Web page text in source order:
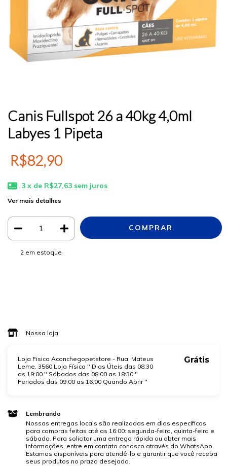
Canis Fullspot 26 a 40kg 4,0ml
Labyes 1 Pipeta
R$82,90
3 x de R$27,63 sem juros
Ver mais detalhes
2 em estoque
Nossa loja
Loja Fisica Aconchegopetstore - Rua: Mateus
Leme, 3560 Loja Física '' Dias Úteis das 08:30
as 19:00 '' Sábados das 08:00 as 18:30 ''
Feriados das 09:00 as 16:00 Quando Abrir ''
Grátis
Lembrando
Nossas entregas locais são realizadas em dias específicos
para compras feitas até as 16:00: segunda-feira, quinta-feira e
sábado. Para solicitar uma entrega rápida ou obter mais
informações, entre em contato conosco através do WhatsApp.
Estamos disponíveis para atendê-lo e garantir que você receba
seus produtos no prazo desejado.